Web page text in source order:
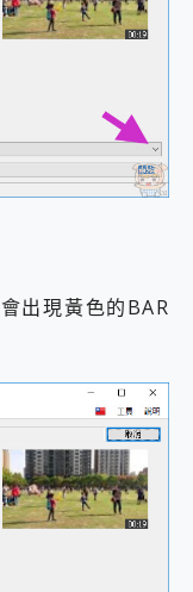
出現黃色的BAR